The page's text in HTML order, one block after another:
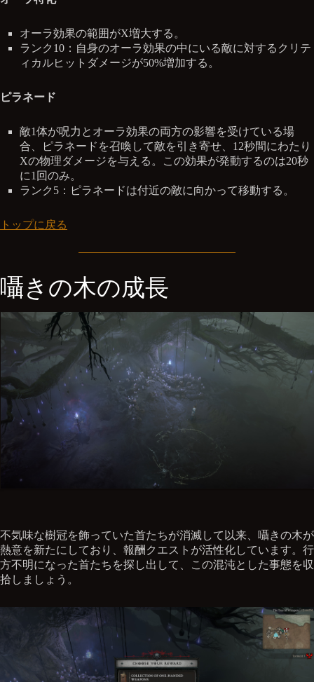
オーラ効果の範囲がX増大する。
ランク10：自身のオーラ効果の中にいる敵に対するクリテ
ィカルヒットダメージが50%増加する。
ピラネード
敵1体が呪力とオーラ効果の両方の影響を受けている場
合、ピラネードを召喚して敵を引き寄せ、12秒間にわたり
Xの物理ダメージを与える。この効果が発動するのは20秒
に1回のみ。
ランク5：ピラネードは付近の敵に向かって移動する。
トップに戻る
囁きの木の成長
不気味な樹冠を飾っていた首たちが消滅して以来、囁きの木が
熱意を新たにしており、報酬クエストが活性化しています。行
方不明になった首たちを探し出して、この混沌とした事態を収
拾しましょう。